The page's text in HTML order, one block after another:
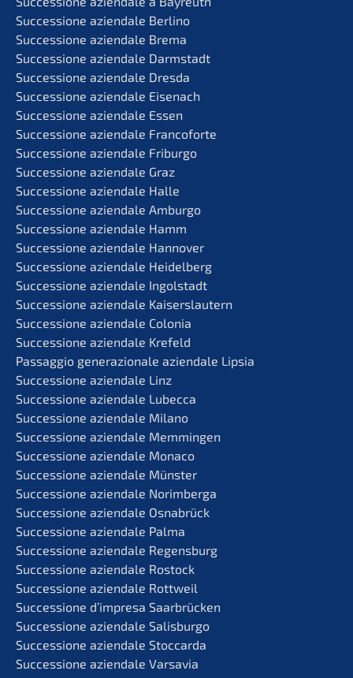
Succes­sio­ne aziend­a­le Berlino
Succes­sio­ne aziend­a­le Brema
Succes­sio­ne aziend­a­le Darmstadt
Succes­sio­ne aziend­a­le Dresda
Succes­sio­ne aziend­a­le Eisenach
Succes­sio­ne aziend­a­le Essen
Succes­sio­ne aziend­a­le Francoforte
Succes­sio­ne aziend­a­le Friburgo
Succes­sio­ne aziend­a­le Graz
Succes­sio­ne aziend­a­le Halle
Succes­sio­ne aziend­a­le Amburgo
Succes­sio­ne aziend­a­le Hamm
Succes­sio­ne aziend­a­le Hannover
Succes­sio­ne aziend­a­le Heidelberg
Succes­sio­ne aziend­a­le Ingolstadt
Succes­sio­ne aziend­a­le Kaiserslautern
Succes­sio­ne aziend­a­le Colonia
Succes­sio­ne aziend­a­le Krefeld
Passag­gio genera­zio­na­le aziend­a­le Lipsia
Succes­sio­ne aziend­a­le Linz
Succes­sio­ne aziend­a­le Lubecca
Succes­sio­ne aziend­a­le Milano
Succes­sio­ne aziend­a­le Memmingen
Succes­sio­ne aziend­a­le Monaco
Succes­sio­ne aziend­a­le Münster
Succes­sio­ne aziend­a­le Norimberga
Succes­sio­ne aziend­a­le Osnabrück
Succes­sio­ne aziend­a­le Palma
Succes­sio­ne aziend­a­le Regensburg
Succes­sio­ne aziend­a­le Rostock
Succes­sio­ne aziend­a­le Rottweil
Succes­sio­ne d’impre­sa Saarbrücken
Succes­sio­ne aziend­a­le Salisburgo
Succes­sio­ne aziend­a­le Stoccarda
Succes­sio­ne aziend­a­le Varsavia